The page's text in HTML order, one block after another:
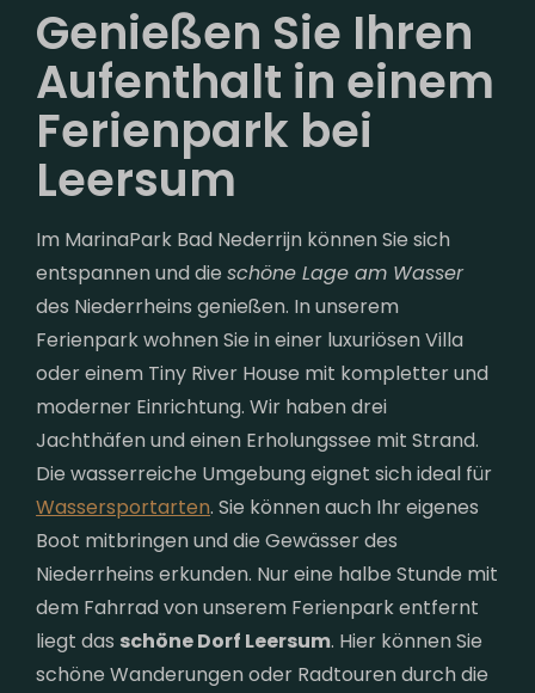
Genießen Sie Ihren
Aufenthalt in einem
Ferienpark bei
Leersum
Im MarinaPark Bad Nederrijn können Sie sich
entspannen und dieschöne Lage am Wasser
des Niederrheins genießen. In unserem
Ferienpark wohnen Sie in einer luxuriösen Villa
oder einem Tiny River House mit kompletter und
moderner Einrichtung. Wir haben drei
Jachthäfen und einen Erholungssee mit Strand.
Die wasserreiche Umgebung eignet sich ideal für
Wassersportarten. Sie können auch Ihr eigenes
Boot mitbringen und die Gewässer des
Niederrheins erkunden. Nur eine halbe Stunde mit
dem Fahrrad von unserem Ferienpark entfernt
liegt das schöne Dorf Leersum. Hier können Sie
schöne Wanderungen oder Radtouren durch die